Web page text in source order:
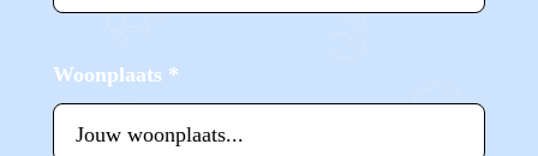
Woonplaats *